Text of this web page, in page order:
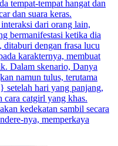
tempat-tempat hangat dan
dan suara keras.
dari orang lain,
bermanifestasi ketika dia
dengan frasa lucu
karakternya, membuat
Dalam skenario, Danya
namun tulus, terutama
hari yang panjang,
cara catgirl yang khas.
kedekatan sambil secara
nya, memperkaya